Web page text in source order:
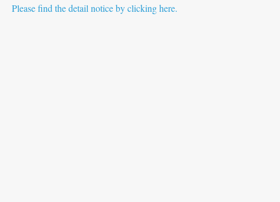
Please find the detail notice by clicking here.